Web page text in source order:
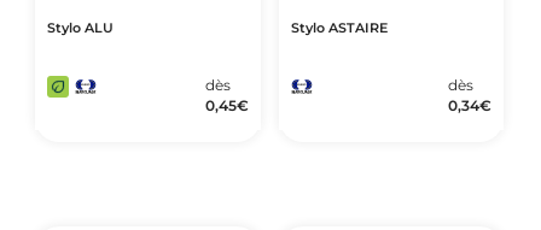
Stylo ALU
dès
0,45€
Stylo ASTAIRE
dès
0,34€